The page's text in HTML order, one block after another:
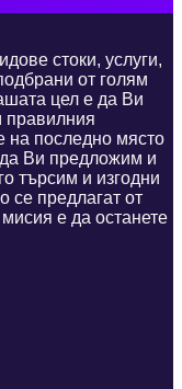
стоки, услуги,
от голям
цел е да Ви
правилния
на последно място
Ви предложим и
търсим и изгодни
се предлагат от
е да останете